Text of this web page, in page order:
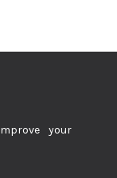
your